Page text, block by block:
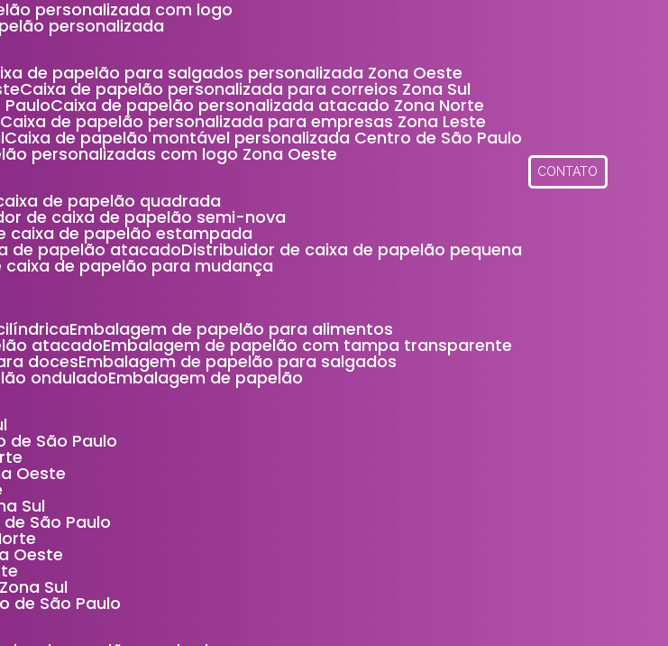
personalizada com logo
personalizada
de papelão para salgados personalizada Zona Oeste
Caixa de papelão personalizada para correios Zona Sul
Caixa de papelão personalizada atacado Zona Norte
Caixa de papelão personalizada para empresas Zona Leste
Caixa de papelão montável personalizada Centro de São Paulo
personalizadas com logo Zona Oeste
de papelão quadrada
de caixa de papelão semi-nova
caixa de papelão estampada
de papelão atacado Distribuidor de caixa de papelão pequena
caixa de papelão para mudança
Embalagem de papelão para alimentos
atacado Embalagem de papelão com tampa transparente
doces Embalagem de papelão para salgados
ondulado Embalagem de papelão
de São Paulo
Oeste
Sul
São Paulo
Oeste
Sul
de São Paulo
CONTATO